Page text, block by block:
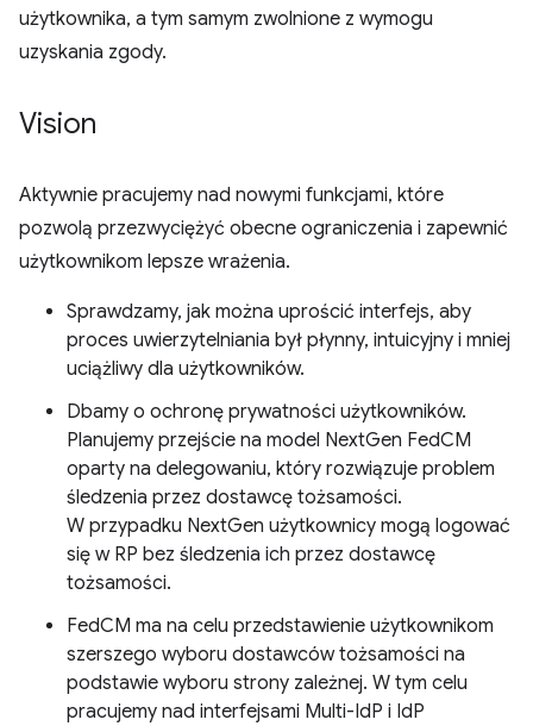
użytkownika, a tym samym zwolnione z wymogu
uzyskania zgody.
Vision
Aktywnie pracujemy nad nowymi funkcjami, które
pozwolą przezwyciężyć obecne ograniczenia i zapewnić
użytkownikom lepsze wrażenia.
Sprawdzamy, jak można uprościć interfejs, aby
proces uwierzytelniania był płynny, intuicyjny i mniej
uciążliwy dla użytkowników.
Dbamy o ochronę prywatności użytkowników.
Planujemy przejście na model NextGen FedCM
oparty na delegowaniu, który rozwiązuje problem
śledzenia przez dostawcę tożsamości.
W przypadku NextGen użytkownicy mogą logować
się w RP bez śledzenia ich przez dostawcę
tożsamości.
FedCM ma na celu przedstawienie użytkownikom
szerszego wyboru dostawców tożsamości na
podstawie wyboru strony zależnej. W tym celu
pracujemy nad interfejsami Multi-IdP i IdP